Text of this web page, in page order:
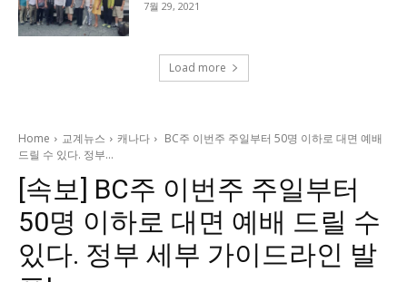
7월 29, 2021
Load more